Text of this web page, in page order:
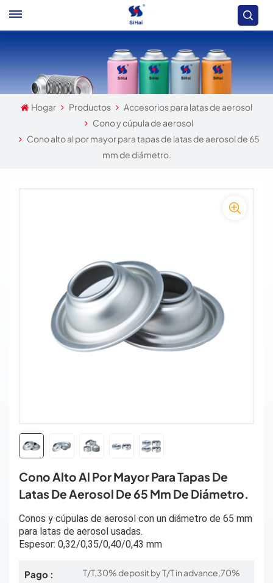
Hogar Productos
Accesorios para latas de aerosol
Cono y cúpula de aerosol
Cono alto al por mayor para tapas de latas de aerosol de 65
mm de diámetro.
Cono Alto Al Por Mayor Para Tapas De
Latas De Aerosol De 65 Mm De Diámetro.
Conos y cúpulas de aerosol con un diámetro de 65 mm
para latas de aerosol usadas.
Espesor: 0,32/0,35/0,40/0,43 mm
Pago :
T/T,30% deposit by T/T in advance,70%